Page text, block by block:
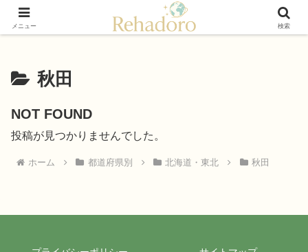
癒しと再発見の“黄金旅”ガイド
秋田
NOT FOUND
投稿が見つかりませんでした。
ホーム 都道府県別 北海道・東北 秋田
メニュー 検索